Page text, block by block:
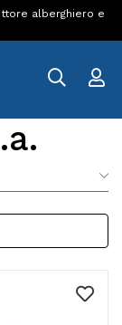
alberghiero e